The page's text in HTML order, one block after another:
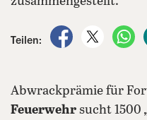
Teilen:
auf Facebook
auf X
Abwrackprämie für
Feuerwehr sucht 1500